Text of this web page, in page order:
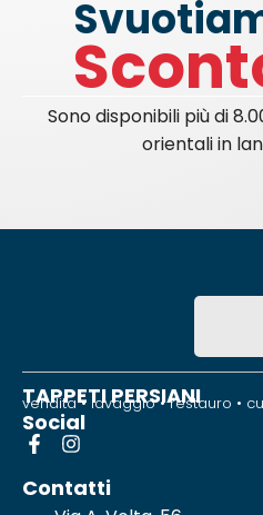
Sono disponibili più di
orientali in
TAPPETI PERSIANI
vendita • lavaggio • restauro •
Social
Contatti